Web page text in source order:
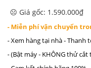
☹️ Giá gốc: 1.590.000₫
- Miễn phí vận chuyển
- Xem hàng tại nhà - Thanh
- (Bật máy - KHÔNG thử cắt